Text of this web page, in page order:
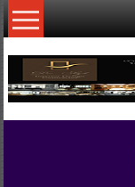
Skip
to
เว็บ
ข่าว